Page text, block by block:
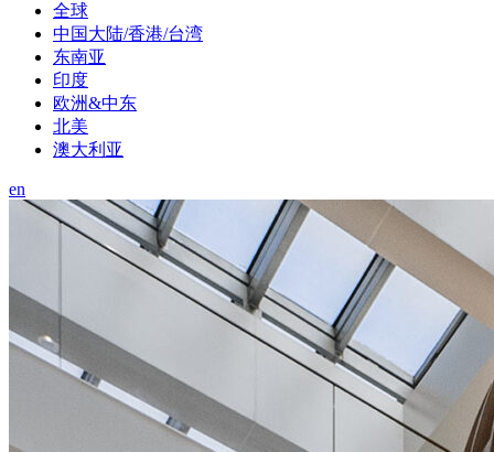
全球
中国大陆/香港/台湾
东南亚
印度
欧洲&中东
北美
澳大利亚
en